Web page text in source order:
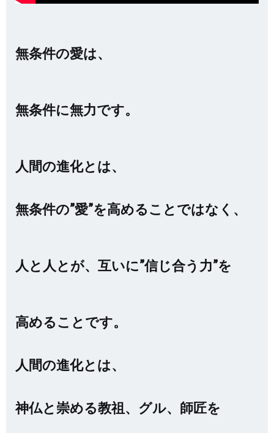
無条件の愛は、
無条件に無力です。
人間の進化とは、
無条件の”愛”を高めることではなく、
人と人とが、互いに”信じ合う力”を
高めることです。
人間の進化とは、
神仏と崇める教祖、グル、師匠を